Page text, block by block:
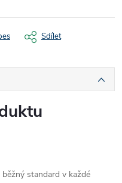
Sdílet
standard v každé